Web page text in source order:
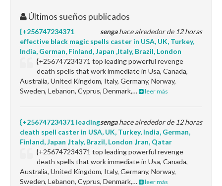
Últimos sueños publicados
sengahace alrededor de 12 horas
{+256747234371
effective black magic spells caster in USA, UK, Turkey,
India, German, Finland, Japan ,Italy, Brazil, London
{+256747234371 top leading powerful revenge
death spells that work immediate in Usa, Canada,
Australia, United Kingdom, Italy, Germany, Norway,
Sweden, Lebanon, Cyprus, Denmark,…
leer más
sengahace alrededor de 12 horas
{+256747234371 leading
death spell caster in USA, UK, Turkey, India, German,
Finland, Japan ,Italy, Brazil, London ,Iran, Qatar
{+256747234371 top leading powerful revenge
death spells that work immediate in Usa, Canada,
Australia, United Kingdom, Italy, Germany, Norway,
Sweden, Lebanon, Cyprus, Denmark,…
leer más